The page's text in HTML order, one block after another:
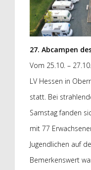
27. Abcampen
Vom 25.10. –
LV Hessen in
statt. Bei
Samstag fanden
mit 77
Jugendlichen auf
Bemerkenswert